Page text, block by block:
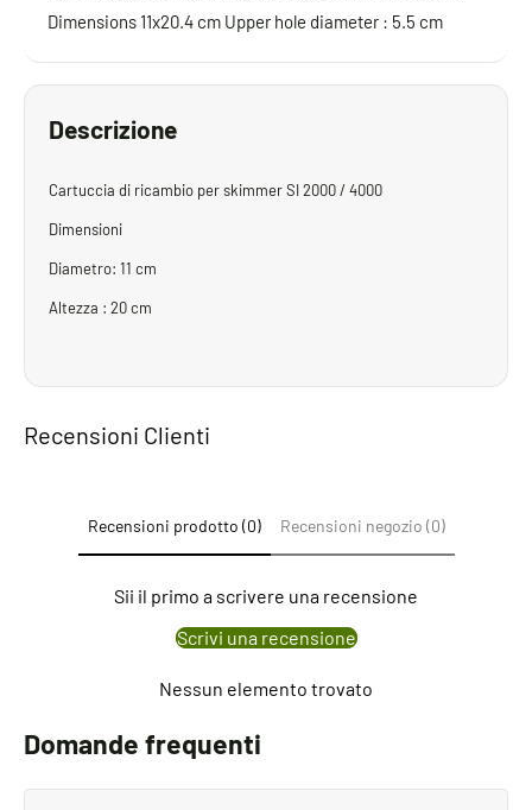
Dimensions 11x20.4 cm Upper hole diameter : 5.5 cm
Descrizione
Cartuccia di ricambio per skimmer SI 2000 / 4000
Dimensioni
Diametro: 11 cm
Altezza : 20 cm
Recensioni Clienti
Recensioni prodotto (0) Recensioni negozio (0)
Sii il primo a scrivere una recensione
Scrivi una recensione
Nessun elemento trovato
Domande frequenti